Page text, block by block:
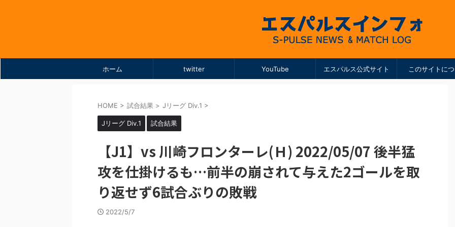
ホーム twitter YouTube エスパルス公式サイト このサイトに
HOME > 試合結果 > Jリーグ Div.1 >
Jリーグ Div.1 試合結果
【J1】vs 川崎フロンターレ(Ｈ) 2022/05/07 後半猛
攻を仕掛けるも…前半の崩されて与えた2ゴールを取
り返せず6試合ぶりの敗戦
2022/5/7